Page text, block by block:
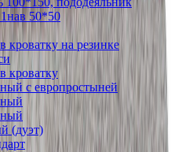
50*50
кроватку на резинке
кроватку
с европростыней
(дуэт)